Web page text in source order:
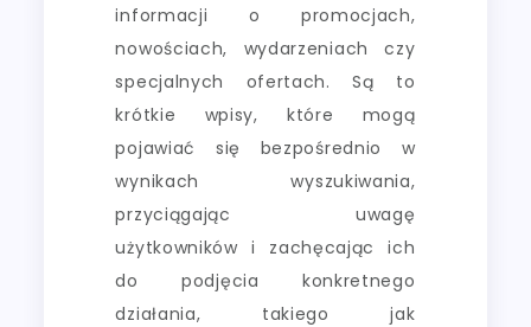
informacji o promocjach,
nowościach, wydarzeniach czy
specjalnych ofertach. Są to
krótkie wpisy, które mogą
pojawiać się bezpośrednio w
wynikach wyszukiwania,
przyciągając uwagę
użytkowników i zachęcając ich
do podjęcia konkretnego
działania, takiego jak